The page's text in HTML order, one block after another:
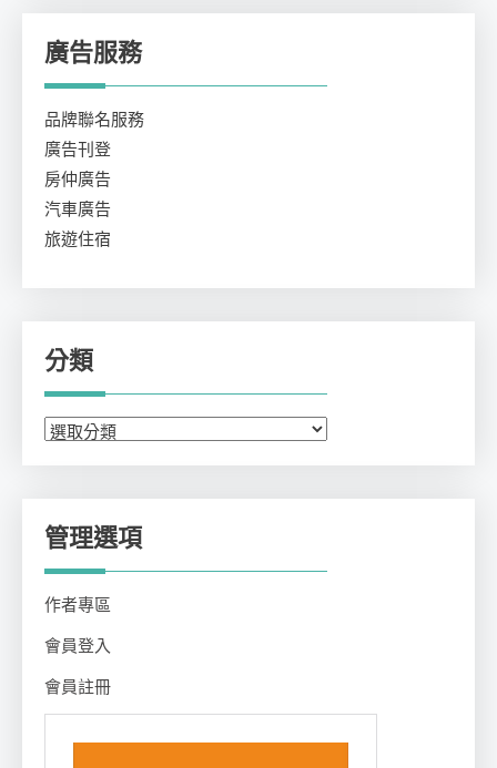
廣告服務
品牌聯名服務
廣告刊登
房仲廣告
汽車廣告
旅遊住宿
分類
分
管理選項
作者專區
會員登入
會員註冊